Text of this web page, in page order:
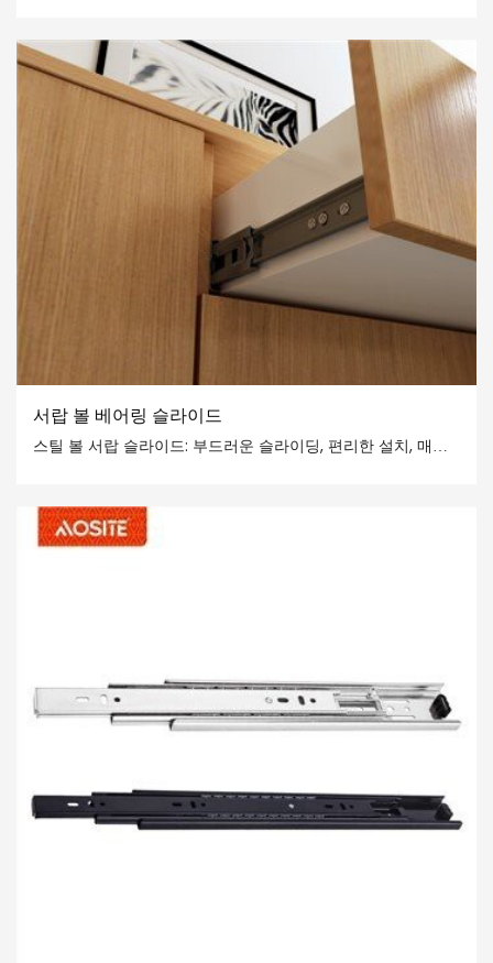
옵션 크기: 250mm-600mm
설치 간격: 12.7±0.2mm
파이프 마감: 아연 도금/ 전기영동 흑색
자료: 강화된 냉각 압연된 강철판
서랍 볼 베어링 슬라이드
스틸 볼 서랍 슬라이드: 부드러운 슬라이딩, 편리한 설치, 매우
설치하거나 서랍 측면 판의 홈에 삽입할 수 있는 3단 금속 슬라
이드 레일입니다. 설치는 비교적 간단하다